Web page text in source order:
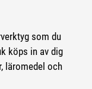
som du
köps in av dig
läromedel och